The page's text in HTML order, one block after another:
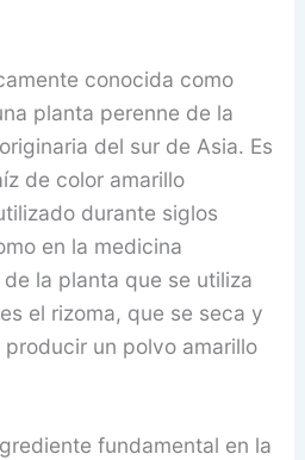
conocida como
planta perenne de la
del sur de Asia. Es
de color amarillo
durante siglos
en la medicina
la planta que se utiliza
el rizoma, que se seca y
un polvo amarillo
fundamental en la